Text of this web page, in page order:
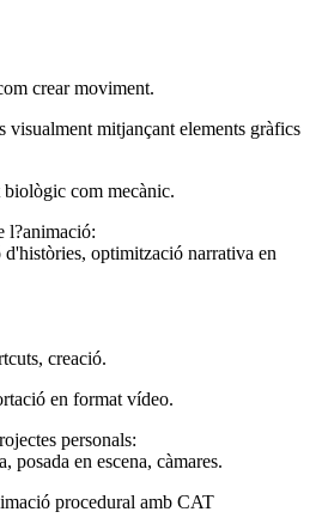
crear moviment.
visualment mitjançant elements gràfics
com mecànic.
l?animació:
optimització narrativa en
creació.
en format vídeo.
personals:
posada en escena, càmares.
procedural amb CAT